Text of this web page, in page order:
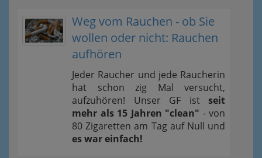
Weg vom Rauchen - ob Sie
wollen oder nicht: Rauchen
aufhören
Jeder Raucher und jede Raucherin
hat schon zig Mal versucht,
aufzuhören! Unser GF ist seit
mehr als 15 Jahren "clean" - von
80 Zigaretten am Tag auf Null und
es war einfach!